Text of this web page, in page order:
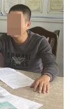
Chính sách bảo